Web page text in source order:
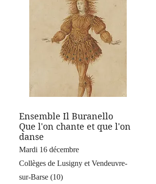
Ensemble Il Buranello
Que l'on chante et que l'on
danse
Mardi 16 décembre
Collèges de Lusigny et Vendeuvre-
sur-Barse (10)